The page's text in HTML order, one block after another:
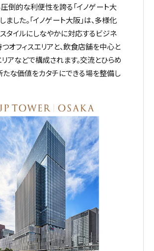
倒的な利便性を誇る「イノゲート大
ました。「イノゲート大阪」は、多様化
タイルにしなやかに対応するビジネ
オフィスエリアと、飲食店舗を中心と
アなどで構成されます。交流とひらめ
たな価値をカタチにできる場を整備し